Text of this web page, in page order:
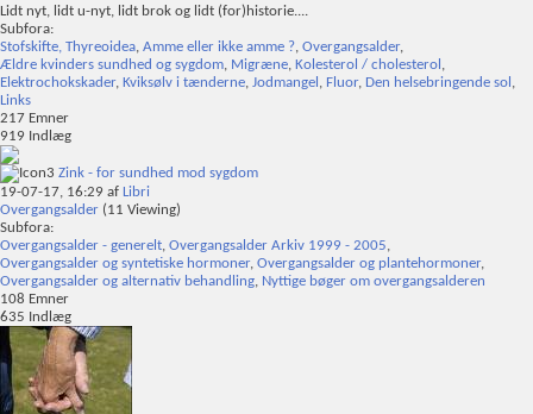
Lidt nyt, lidt u-nyt, lidt brok og lidt (for)historie....
Subfora:
Stofskifte, Thyreoidea, Amme eller ikke amme ?, Overgangsalder,
Ældre kvinders sundhed og sygdom, Migræne, Kolesterol / cholesterol ,
Elektrochokskader, Kviksølv i tænderne, Jodmangel , Fluor, Den helsebringende sol ,
Links
217 Emner
919 Indlæg
Zink - for sundhed mod sygdom
19-07-17, 16:29 af Libri
Overgangsalder (11 Viewing)
Subfora:
Overgangsalder - generelt, Overgangsalder Arkiv 1999 - 2005,
Overgangsalder og syntetiske hormoner, Overgangsalder og plantehormoner,
Overgangsalder og alternativ behandling, Nyttige bøger om overgangsalderen
108 Emner
635 Indlæg